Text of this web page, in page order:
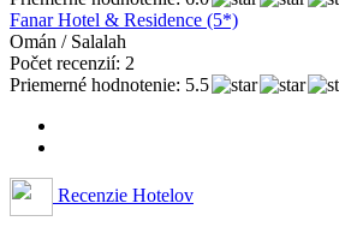
Fanar Hotel & Residence (5*)
Omán / Salalah
Počet recenzií: 2
Priemerné hodnotenie: 5.5
Recenzie Hotelov